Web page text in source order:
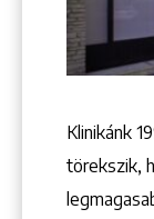
Klinikánk
törekszik,